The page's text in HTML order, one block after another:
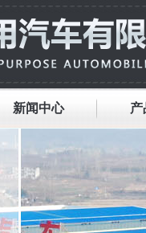
新闻中心 产